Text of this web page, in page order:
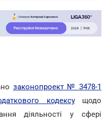
законопроект № 3478-1
кодексущодо
діяльності у сфері